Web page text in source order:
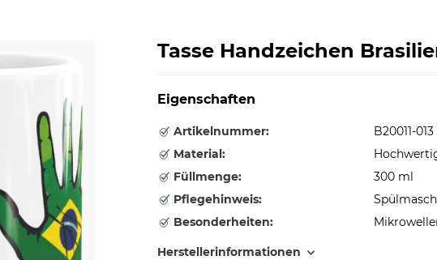
Tasse Handzeichen
Eigenschaften
Artikelnummer:
B20011-013
Material:
Füllmenge:
300 ml
Pflegehinweis:
Besonderheiten:
Herstellerinformationen